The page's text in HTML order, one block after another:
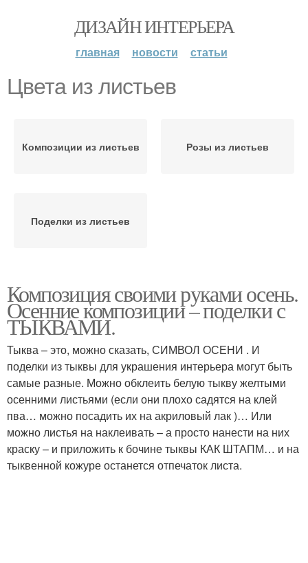
ДИЗАЙН ИНТЕРЬЕРА
главная новости статьи
Цвета из листьев
Композиции из листьев Розы из листьев
Поделки из листьев
Композиция своими руками осень.
Осенние композиции – поделки с
ТЫКВАМИ.
Тыква – это, можно сказать, СИМВОЛ ОСЕНИ . И
поделки из тыквы для украшения интерьера могут быть
самые разные. Можно обклеить белую тыкву желтыми
осенними листьями (если они плохо садятся на клей
пва… можно посадить их на акриловый лак )… Или
можно листья на наклеивать – а просто нанести на них
краску – и приложить к бочине тыквы КАК ШТАПМ… и на
тыквенной кожуре останется отпечаток листа.